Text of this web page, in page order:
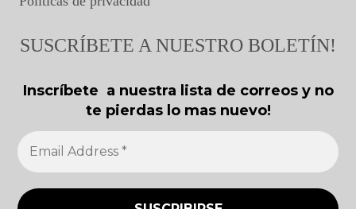
SUSCRÍBETE A NUESTRO BOLETÍN!
Inscríbete a nuestra lista de correos y no
te pierdas lo mas nuevo!